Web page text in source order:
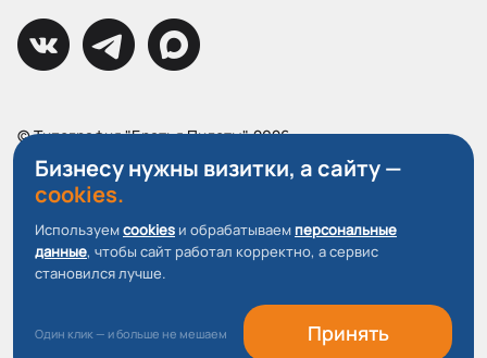
© Типография "Братья Пилоты", 2026
Все права защищены.
Политика конфиденциальности
Пользовательское соглашение
О файлах Cookie
Бизнесу нужны визитки, а сайту —
cookies.
Используемcookies и обрабатываем персональные
данные, чтобы сайт работал корректно, а сервис
становился лучше.
Один клик — и больше не мешаем Принять